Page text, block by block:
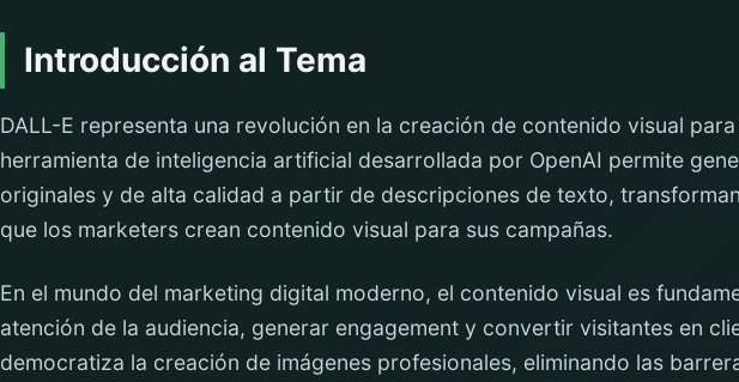
Introducción al Tema
DALL-E representa una revolución en la creación de contenido visual
herramienta de inteligencia artificial desarrollada por OpenAI permite
originales y de alta calidad a partir de descripciones de texto,
que los marketers crean contenido visual para sus campañas.
En el mundo del marketing digital moderno, el contenido visual es
atención de la audiencia, generar engagement y convertir visitantes en
democratiza la creación de imágenes profesionales, eliminando las